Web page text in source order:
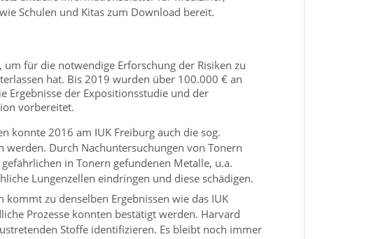
Schulen und Kitas zum Download bereit.
für die notwendige Erforschung der Risiken zu
hat. Bis 2019 wurden über 100.000 € an
Ergebnisse der Expositionsstudie und der
vorbereitet.
konnte 2016 am IUK Freiburg auch die sog.
werden. Durch Nachuntersuchungen von Tonern
in Tonern gefundenen Metalle, u.a.
Lungenzellen eindringen und diese schädigen.
zu denselben Ergebnissen wie das IUK
Prozesse konnten bestätigt werden. Harvard
Stoffe identifizieren. Es bleibt noch immer